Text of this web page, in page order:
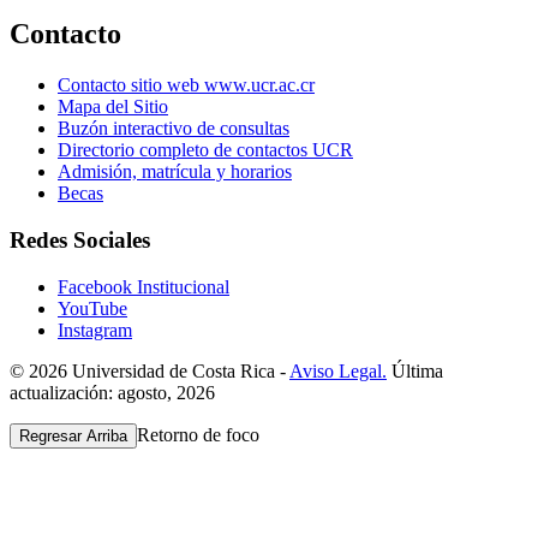
Contacto
Contacto sitio web www.ucr.ac.cr
Mapa del Sitio
Buzón interactivo de consultas
Directorio completo de contactos UCR
Admisión, matrícula y horarios
Becas
Redes Sociales
Facebook Institucional
YouTube
Instagram
© 2026 Universidad de Costa Rica - Aviso Legal. Última
actualización: agosto, 2026
Regresar Arriba Retorno de foco